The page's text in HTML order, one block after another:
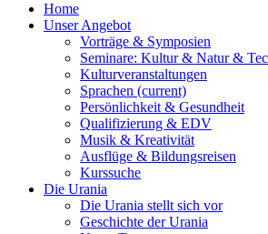
Home
Unser Angebot
Vorträge & Symposien
Seminare: Kultur & Natur &
Kulturveranstaltungen
Sprachen (current)
Persönlichkeit & Gesundheit
Qualifizierung & EDV
Musik & Kreativität
Ausflüge & Bildungsreisen
Kurssuche
Die Urania
Die Urania stellt sich vor
Geschichte der Urania